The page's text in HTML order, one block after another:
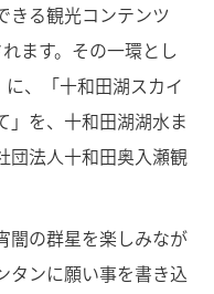
きる観光コンテンツ
ます。その一環とし
、「十和田湖スカイ
を、十和田湖湖水ま
団法人十和田奥入瀬観
闇の群星を楽しみなが
タンに願い事を書き込